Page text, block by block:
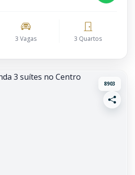
3 Vagas 3 Quartos
8903